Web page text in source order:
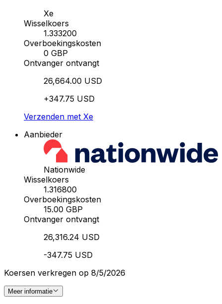
Xe
Wisselkoers
1.333200
Overboekingskosten
0 GBP
Ontvanger ontvangt
26,664.00 USD
+347.75 USD
Verzenden met Xe
Aanbieder
Nationwide
Wisselkoers
1.316800
Overboekingskosten
15.00 GBP
Ontvanger ontvangt
26,316.24 USD
-347.75 USD
Koersen verkregen op 8/5/2026
Meer informatie